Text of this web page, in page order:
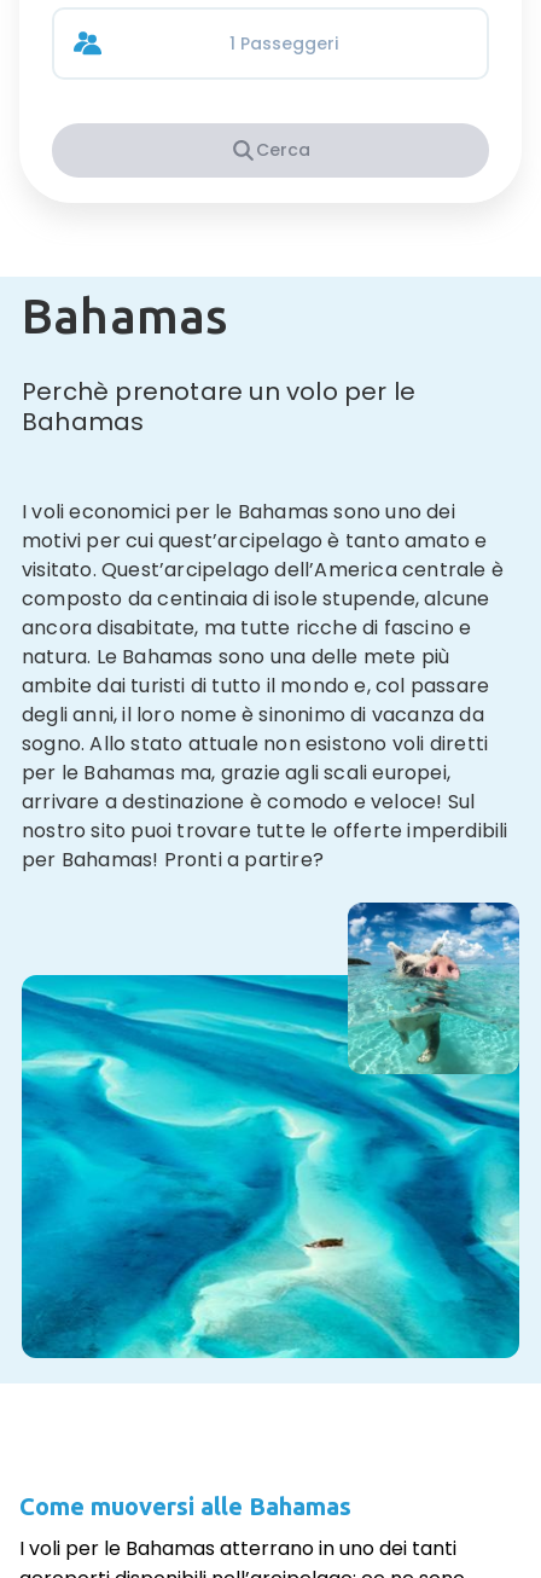
1 Passeggeri
Cerca
Bahamas
Perchè prenotare un volo per le
Bahamas
I voli economici per le Bahamas sono uno dei
motivi per cui quest’arcipelago è tanto amato e
visitato. Quest’arcipelago dell’America centrale è
composto da centinaia di isole stupende, alcune
ancora disabitate, ma tutte ricche di fascino e
natura. Le Bahamas sono una delle mete più
ambite dai turisti di tutto il mondo e, col passare
degli anni, il loro nome è sinonimo di vacanza da
sogno. Allo stato attuale non esistono voli diretti
per le Bahamas ma, grazie agli scali europei,
arrivare a destinazione è comodo e veloce! Sul
nostro sito puoi trovare tutte le offerte imperdibili
per Bahamas! Pronti a partire?
Come muoversi alle Bahamas
I voli per le Bahamas atterrano in uno dei tanti